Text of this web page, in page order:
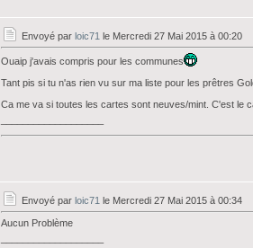
Envoyé par loic71 le Mercredi 27 Mai 2015 à 00:20
Ouaip j'avais compris pour les communes
Tant pis si tu n'as rien vu sur ma liste pour les prêtres
Ca me va si toutes les cartes sont neuves/mint. C'est le
Envoyé par loic71 le Mercredi 27 Mai 2015 à 00:34
Aucun Problème